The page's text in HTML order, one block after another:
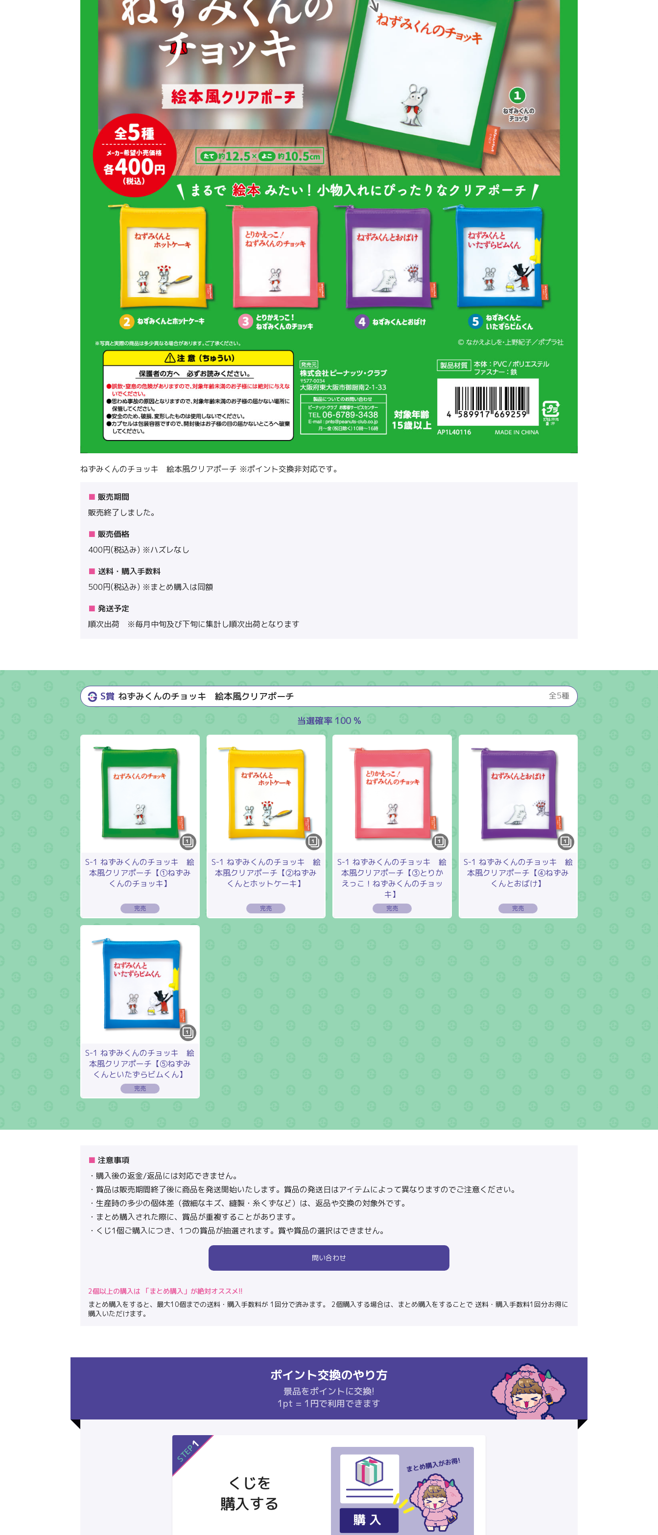
ねずみくんのチョッキ 絵本風クリアポーチ ※ポイント交換非対応です。
販売期間
販売終了しました。
販売価格
400円(税込み) ※ハズレなし
送料・購入手数料
500円(税込み) ※まとめ購入は同額
発送予定
順次出荷 ※毎月中旬及び下旬に集計し順次出荷となります
S賞 ねずみくんのチョッキ 絵本風クリアポーチ 全5種
当選確率 100 %
1
S-1 ねずみくんのチョッキ 絵
本風クリアポーチ【①ねずみ
くんのチョッキ】
1
S-1 ねずみくんのチョッキ 絵
本風クリアポーチ【②ねずみ
くんとホットケーキ】
1
S-1 ねずみくんのチョッキ 絵
本風クリアポーチ【③とりか
えっこ！ねずみくんのチョッ
キ】
1
S-1 ねずみくんのチョッキ 絵
本風クリアポーチ【④ねずみ
くんとおばけ】
1
S-1 ねずみくんのチョッキ 絵
本風クリアポーチ【⑤ねずみ
くんといたずらビムくん】
注意事項
購入後の返金/返品には対応できません。
賞品は販売期間終了後に商品を発送開始いたします。賞品の発送日はアイテムによって異なりますのでご注意ください。
生産時の多少の個体差（微細なキズ、縫製・糸くずなど）は、返品や交換の対象外です。
まとめ購入された際に、賞品が重複することがあります。
くじ1個ご購入につき、1つの賞品が抽選されます。賞や賞品の選択はできません。
問い合わせ
2個以上の購入は 「まとめ購入」が絶対オススメ!!
まとめ購入をすると、最大10個までの送料・購入手数料が 1回分で済みます。 2個購入する場合は、まとめ購入をすることで 送料・購入手数料1回分お得に
購入いただけます。
ポイント交換のやり方
景品をポイントに交換!
1pt = 1円で利用できます
STEP1
くじを
購入する